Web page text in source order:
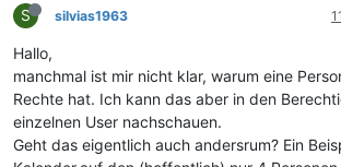
S silvias1963
Hallo,
manchmal ist mir nicht klar, warum eine
Rechte hat. Ich kann das aber in den
einzelnen User nachschauen.
Geht das eigentlich auch andersrum? Ein